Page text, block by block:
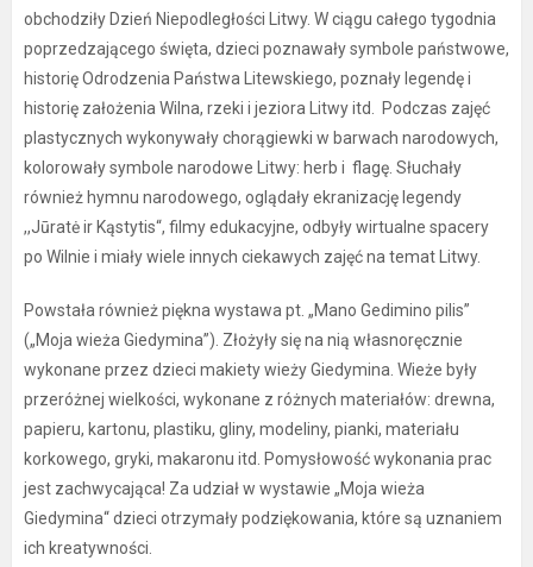
obchodziły Dzień Niepodległości Litwy. W ciągu całego tygodnia
poprzedzającego święta, dzieci poznawały symbole państwowe,
historię Odrodzenia Państwa Litewskiego, poznały legendę i
historię założenia Wilna, rzeki i jeziora Litwy itd. Podczas zajęć
plastycznych wykonywały chorągiewki w barwach narodowych,
kolorowały symbole narodowe Litwy: herb i flagę. Słuchały
również hymnu narodowego, oglądały ekranizację legendy
,,Jūratė ir Kąstytis“, filmy edukacyjne, odbyły wirtualne spacery
po Wilnie i miały wiele innych ciekawych zajęć na temat Litwy.
Powstała również piękna wystawa pt. „Mano Gedimino pilis”
(„Moja wieża Giedymina”). Złożyły się na nią własnoręcznie
wykonane przez dzieci makiety wieży Giedymina. Wieże były
przeróżnej wielkości, wykonane z różnych materiałów: drewna,
papieru, kartonu, plastiku, gliny, modeliny, pianki, materiału
korkowego, gryki, makaronu itd. Pomysłowość wykonania prac
jest zachwycająca! Za udział w wystawie „Moja wieża
Giedymina“ dzieci otrzymały podziękowania, które są uznaniem
ich kreatywności.